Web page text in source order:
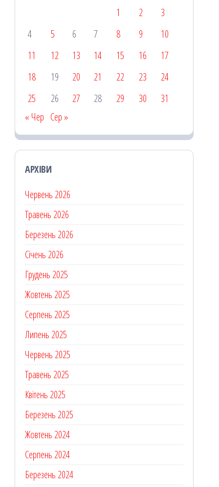
1
2
3
4
5 6 7 8 9
10
11
12 13 14 15 16
17
18
19 20 21 22 23
24
25
26 27 28 29 30
31
« Чер Сер »
АРХІВИ
Червень 2026
Травень 2026
Березень 2026
Січень 2026
Грудень 2025
Жовтень 2025
Серпень 2025
Липень 2025
Червень 2025
Травень 2025
Квітень 2025
Березень 2025
Жовтень 2024
Серпень 2024
Березень 2024